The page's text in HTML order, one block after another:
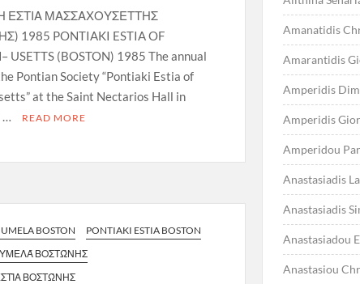
ΕΣΤΙΑ ΜΑΣΣΑΧΟΥΣΕΤΤΗΣ
1985 PONTIAKI ESTIA OF
USETTS (BOSTON) 1985 The annual
Pontian Society “Pontiaki Estia of
at the Saint Nectarios Hall in
…
READ MORE
BOSTON
PONTIAKI ESTIA BOSTON
ΒΟΣΤΏΝΗΣ
ΒΟΣΤΏΝΗΣ
Amanatidis
Amarantidis
Amperidis
Amperidis
Amperidou
Anastasiadis
Anastasiadis
Anastasiadou
Anastasiou